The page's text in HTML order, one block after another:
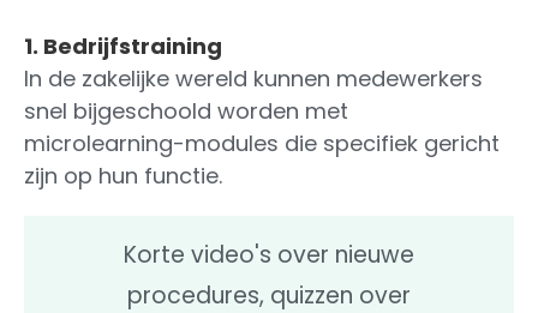
1. Bedrijfstraining
In de zakelijke wereld kunnen medewerkers
snel bijgeschoold worden met
microlearning-modules die specifiek gericht
zijn op hun functie.
Korte video's over nieuwe
procedures, quizzen over